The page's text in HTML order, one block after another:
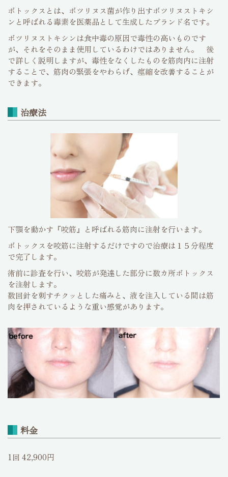
ボトックスとは、ボツリヌス菌が作り出すボツリヌストキシ
ンと呼ばれる毒素を医薬品として生成したブランド名です。
ボツリヌストキシンは食中毒の原因で毒性の高いものです
が、それをそのまま使用しているわけではありません。 後
で詳しく説明しますが、毒性をなくしたものを筋肉内に注射
することで、筋肉の緊張をやわらげ、痙縮を改善することが
できます。
治療法
下顎を動かす『咬筋』と呼ばれる筋肉に注射を行います。
ボトックスを咬筋に注射するだけですので治療は１５分程度
で完了します。
術前に診査を行い、咬筋が発達した部分に数カ所ボトックス
を注射します。
数回針を刺すチクッとした痛みと、液を注入している間は筋
肉を押されているような重い感覚があります。
料金
1回 42,900円